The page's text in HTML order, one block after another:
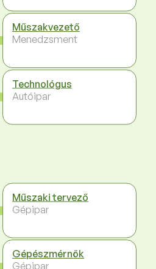
Műszakvezető
Menedzsment
Technológus
Autóipar
Műszaki tervező
Gépipar
Gépészmérnök
Gépipar